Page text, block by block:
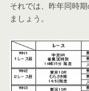
それでは、昨年同時
ましょう。